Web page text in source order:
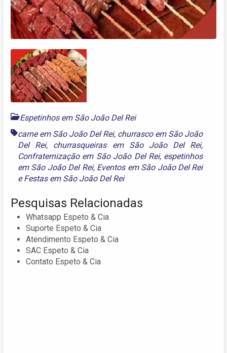
Espetinhos em São João Del Rei
carne em São João Del Rei, churrasco em São João
Del Rei, churrasqueiras em São João Del Rei,
Confraternização em São João Del Rei, espetinhos
em São João Del Rei, Eventos em São João Del Rei
eFestas em São João Del Rei
Pesquisas Relacionadas
Whatsapp Espeto & Cia
Suporte Espeto & Cia
Atendimento Espeto & Cia
SAC Espeto & Cia
Contato Espeto & Cia